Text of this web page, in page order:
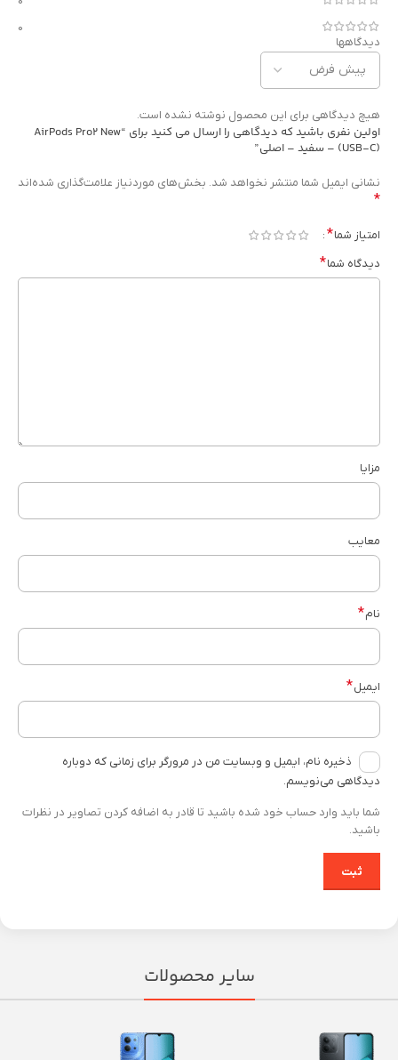
0
دیدگاهها
هیچ دیدگاهی برای این محصول نوشته نشده است.
اولین نفری باشید که دیدگاهی را ارسال می کنید برای “AirPods Pro2 New
(USB-C) – سفید – اصلی”
نشانی ایمیل شما منتشر نخواهد شد. بخش‌های موردنیاز علامت‌گذاری شده‌اند
*
امتیاز شما*
دیدگاه شما*
مزایا
معایب
نام*
ایمیل*
ذخیره نام، ایمیل و وبسایت من در مرورگر برای زمانی که دوباره
دیدگاهی می‌نویسم.
شما باید وارد حساب خود شده باشید تا قادر به اضافه کردن تصاویر در نظرات
باشید.
سایر محصولات